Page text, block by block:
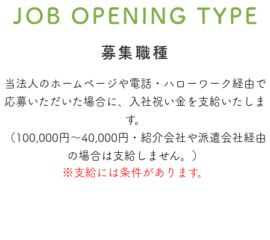
募集職種
当法人のホームページや電話・ハローワーク経由で
応募いただいた場合に、入社祝い金を支給いたしま
す。
（100,000円～40,000円・紹介会社や派遣会社経由
の場合は支給しません。）
※支給には条件があります。